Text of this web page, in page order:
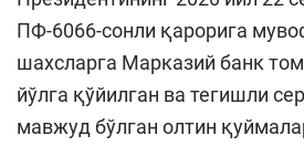
ПФ-6066-сонли қарорига
шахсларга Марказий банк
йўлга қўйилган ва тегишли
мавжуд бўлган олтин